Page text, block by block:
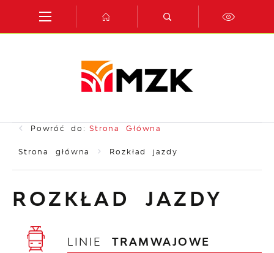
Przejdź do menu.
Przejdź do wyszukiwarki.
Przejdź do treści.
Przejdź do ustawień wielkości czcionki.
Włącz wersję kontrastową strony.
Powróć do: Strona Główna
Strona główna Rozkład jazdy
ROZKŁAD JAZDY
LINIE TRAMWAJOWE